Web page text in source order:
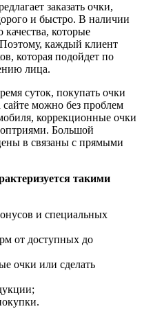
заказать очки,
и быстро. В наличии
качества, которые
Поэтому, каждый клиент
которая подойдет по
лица.
суток, покупать очки
можно без проблем
коррекционные очки
Большой
в связаны с прямыми
такими
и специальных
от доступных до
очки или сделать